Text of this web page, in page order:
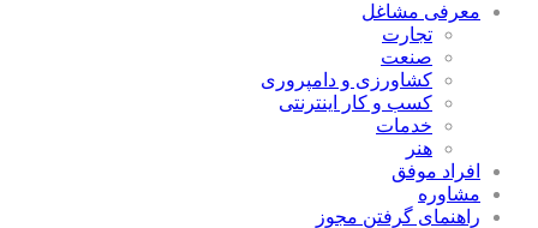
معرفی مشاغل
تجارت
صنعت
كشاورزی و دامپروری
كسب و كار اينترنتی
خدمات
هنر
افراد موفق
مشاوره
راهنمای گرفتن مجوز